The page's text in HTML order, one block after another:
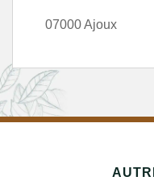
07000 Ajoux